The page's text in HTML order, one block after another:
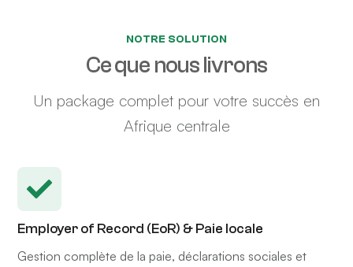
NOTRE SOLUTION
Ce que nous livrons
Un package complet pour votre succès en
Afrique centrale
Employer of Record (EoR) & Paie locale
Gestion complète de la paie, déclarations sociales et